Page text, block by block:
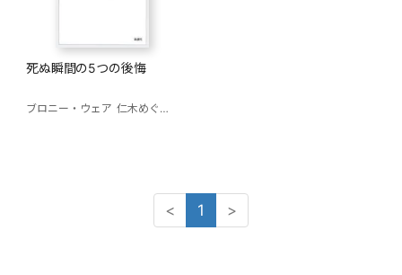
死ぬ瞬間の5つの後悔
ブロニー・ウェア 仁木めぐみ(訳)
< 1 >